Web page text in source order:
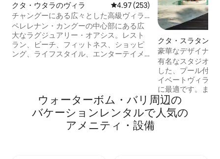
クタ・ウタラのヴィラ レビュー253件、5つ星中4.97つ
4.97 (253)
チャングーにある広々とした高級ヴィラ
での滞在（ビーチ＆エンターテイメン
ト）
ペレレナン・カングーの中心部にある広
大なラグジュアリー・オアシス。レスト
ラン、ビーチ、フィットネス、ショッピ
ング、ライフスタイル、エンターテイメ
ビングルーム、エアコン。豪華なキング
サイズのベッドルーム2室、専用バスルー
ム+ソファ。私たちの素晴らしいスタッフ
が、家庭でのマッサージや特別なランチ
クタ・スラタン地
豪華なデザイナー
用プール
有名なスタジオ
した、プール付
イベートヴィラ。
に最適です。まる
げる温かみのある
格的なバリ島体験がで
なリビングは専用
ウォーターボム・バリ⁠周⁠辺⁠の
バ⁠ケ⁠ー⁠シ⁠ョ⁠ン⁠レ⁠ン⁠タ⁠ル⁠で人⁠気⁠の
ア⁠メ⁠ニ⁠テ⁠ィ⁠・⁠設⁠備